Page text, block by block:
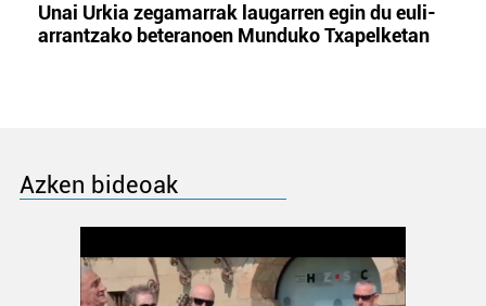
Unai Urkia zegamarrak laugarren egin du euli-
arrantzako beteranoen Munduko Txapelketan
Azken bideoak